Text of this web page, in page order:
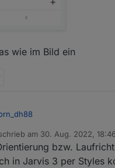
wie im Bild ein
die Orientierung umkehren
Symbol im alias, wenn du
du das wie im Bild ein
am 30. Aug. 2022, 18:46
editiert von
bzw.
in Jarvis 3 per Styles